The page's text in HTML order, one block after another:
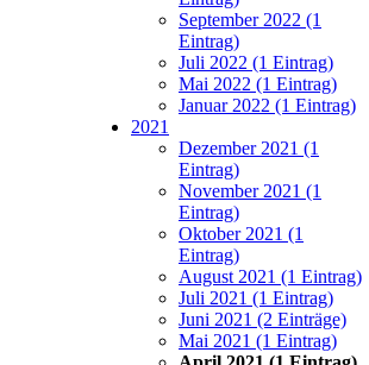
September 2022 (1
Eintrag)
Juli 2022 (1 Eintrag)
Mai 2022 (1 Eintrag)
Januar 2022 (1 Eintrag)
2021
Dezember 2021 (1
Eintrag)
November 2021 (1
Eintrag)
Oktober 2021 (1
Eintrag)
August 2021 (1 Eintrag)
Juli 2021 (1 Eintrag)
Juni 2021 (2 Einträge)
Mai 2021 (1 Eintrag)